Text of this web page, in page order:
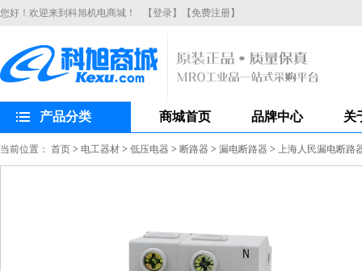
您好！欢迎来到科旭机电商城！ 【登录】 【免费注册】
产品分类 商城首页 品牌中心 关
当前位置： 首页 > 电工器材 > 低压电器 > 断路器 > 漏电断路器 > 上海人民漏电断路